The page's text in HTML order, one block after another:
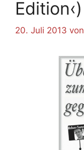
Edition‹)
20. Juli 2013 von